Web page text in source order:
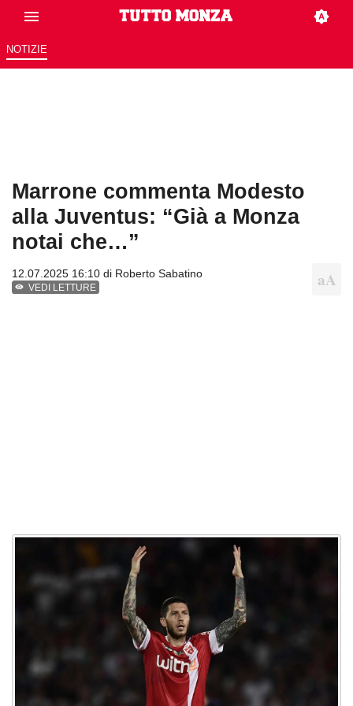
NOTIZIE
Marrone commenta Modesto
alla Juventus: “Già a Monza
notai che…”
12.07.2025 16:10 di Roberto Sabatino
VEDI LETTURE